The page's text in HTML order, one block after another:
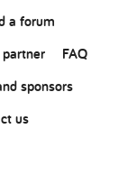
a forum
FAQ
sponsors
us